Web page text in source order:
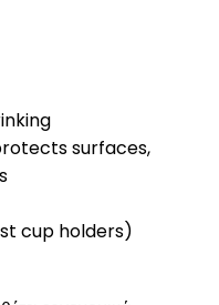
surfaces,
cup holders)